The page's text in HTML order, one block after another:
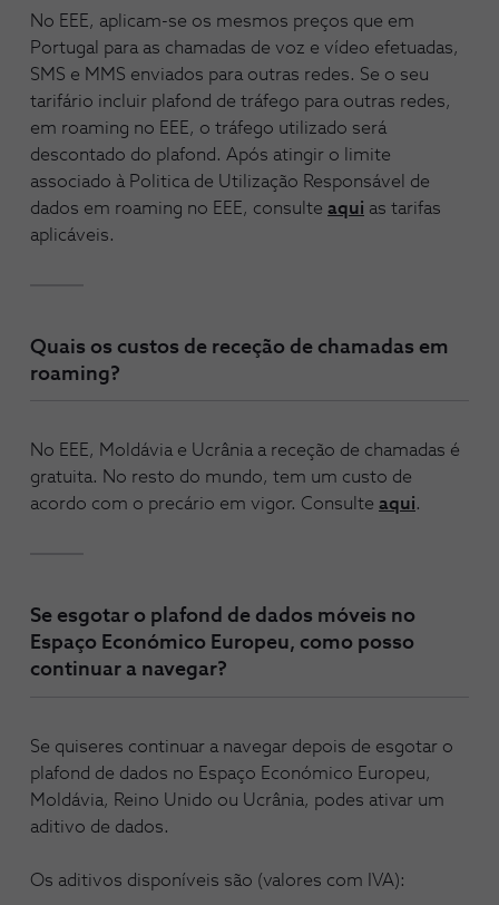
No EEE, aplicam-se os mesmos preços que em
Portugal para as chamadas de voz e vídeo efetuadas,
SMS e MMS enviados para outras redes. Se o seu
tarifário incluir plafond de tráfego para outras redes,
em roaming no EEE, o tráfego utilizado será
descontado do plafond. Após atingir o limite
associado à Politica de Utilização Responsável de
dados em roaming no EEE, consulte aqui as tarifas
aplicáveis.
Quais os custos de receção de chamadas em
roaming?
No EEE, Moldávia e Ucrânia a receção de chamadas é
gratuita. No resto do mundo, tem um custo de
acordo com o precário em vigor. Consulte aqui.
Se esgotar o plafond de dados móveis no
Espaço Económico Europeu, como posso
continuar a navegar?
Se quiseres continuar a navegar depois de esgotar o
plafond de dados no Espaço Económico Europeu,
Moldávia, Reino Unido ou Ucrânia, podes ativar um
aditivo de dados.
Os aditivos disponíveis são (valores com IVA):